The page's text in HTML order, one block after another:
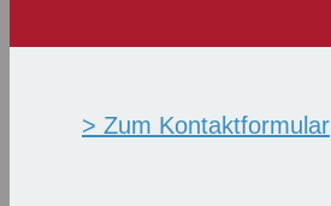
> Zum Kontaktformular